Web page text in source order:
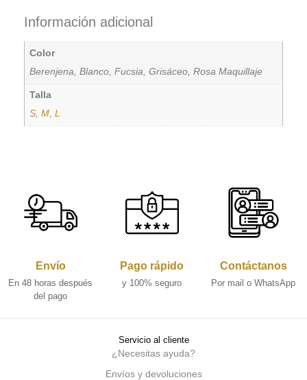
Información adicional
Color
Berenjena, Blanco, Fucsia, Grisáceo, Rosa Maquillaje
Talla
S, M, L
Envío
En 48 horas después
del pago
Pago rápido
y 100% seguro
Contáctanos
Por mail o WhatsApp
Servicio al cliente
¿Necesitas ayuda?
Envíos y devoluciones